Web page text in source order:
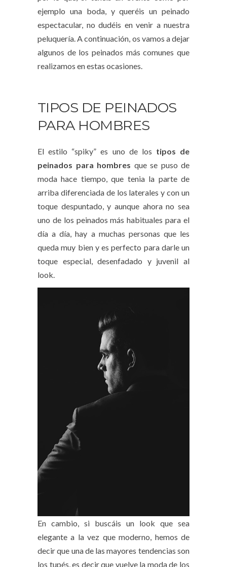
ejemplo una boda, y queréis un peinado
espectacular, no dudéis en venir a nuestra
peluquería. A continuación, os vamos a dejar
algunos de los peinados más comunes que
realizamos en estas ocasiones.
TIPOS DE PEINADOS
PARA HOMBRES
El estilo “spiky” es uno de los tipos de
peinados para hombres que se puso de
moda hace tiempo, que tenia la parte de
arriba diferenciada de los laterales y con un
toque despuntado, y aunque ahora no sea
uno de los peinados más habituales para el
día a día, hay a muchas personas que les
queda muy bien y es perfecto para darle un
toque especial, desenfadado y juvenil al
look.
En cambio, si buscáis un look que sea
elegante a la vez que moderno, hemos de
decir que una de las mayores tendencias son
los tupés, es decir que vuelve la moda de los